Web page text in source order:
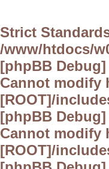
Strict
/www/htdocs/
[phpBB Debug]
Cannot modify
[ROOT]/
[phpBB Debug]
Cannot modify
[ROOT]/